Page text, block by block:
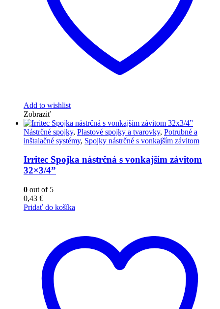
Add to wishlist
Zobraziť
Nástrčné spojky, Plastové spojky a tvarovky, Potrubné a
inštalačné systémy, Spojky nástrčné s vonkajším závitom
Irritec Spojka nástrčná s vonkajším závitom
32×3/4”
0 out of 5
0,43 €
Pridať do košíka